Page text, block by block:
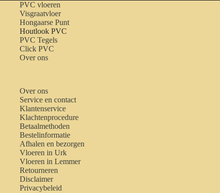
PVC vloeren
Visgraatvloer
Hongaarse Punt
Houtlook PVC
PVC Tegels
Click PVC
Over ons
Over ons
Service en contact
Klantenservice
Klachtenprocedure
Betaalmethoden
Bestelinformatie
Afhalen en bezorgen
Vloeren in Urk
Vloeren in Lemmer
Retourneren
Disclaimer
Privacybeleid